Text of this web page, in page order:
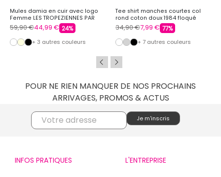
Mules damia en cuir avec logo
Femme LES TROPEZIENNES PAR
M.BELARBI
59,90 €44,99 € 24%
+ 3 autres couleurs
Tee shirt manches courtes col
rond coton doux 1984 floqué
raoul Homme REDSKINS
34,90 €7,99 € 77%
+ 7 autres couleurs
POUR NE RIEN MANQUER DE NOS PROCHAINS
ARRIVAGES, PROMOS & ACTUS
INFOS PRATIQUES L'ENTREPRISE